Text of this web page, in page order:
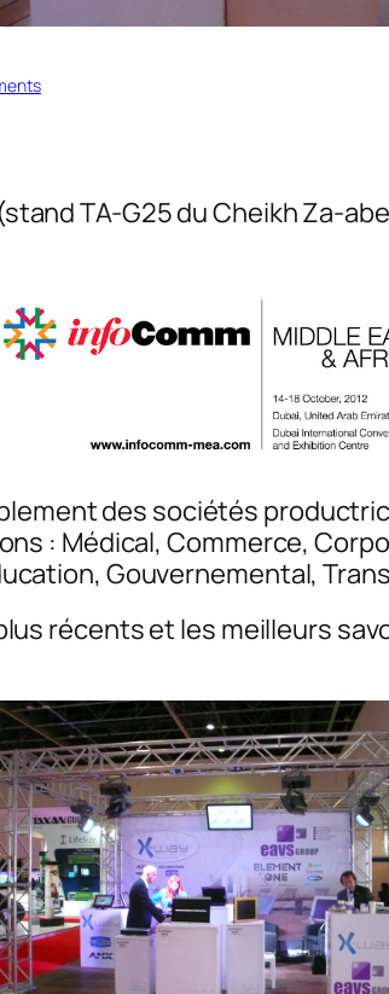
(stand TA-G25 du Cheikh Za-
des sociétés
: Médical, Commerce,
Gouvernemental,
récents et les meilleurs